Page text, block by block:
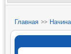
Главная
2009 году